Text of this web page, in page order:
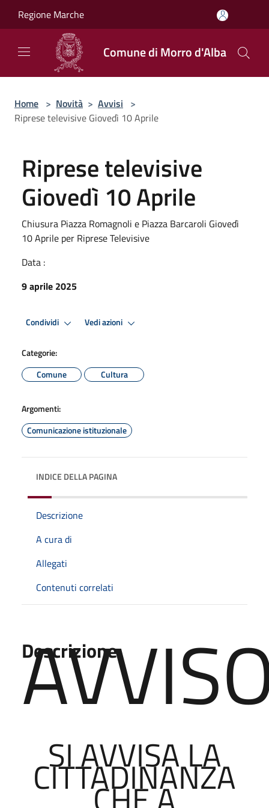
Regione Marche
Comune di Morro d'Alba
Home > Novità > Avvisi >
Riprese televisive Giovedì 10 Aprile
Riprese televisive
Giovedì 10 Aprile
Chiusura Piazza Romagnoli e Piazza Barcaroli Giovedì
10 Aprile per Riprese Televisive
Data :
9 aprile 2025
Condividi Vedi azioni
Categorie:
Comune
Cultura
Argomenti:
Comunicazione istituzionale
INDICE DELLA PAGINA
Descrizione
A cura di
Allegati
Contenuti correlati
Descrizione
SI AVVISA LA
CITTADINANZA